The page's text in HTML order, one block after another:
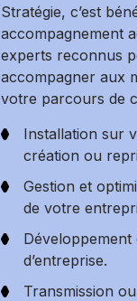
Stratégie, c’est
accompagnement
experts reconnus
accompagner aux
votre parcours de
Installation sur
création ou
Gestion et
de votre
d’entreprise.
Transmission